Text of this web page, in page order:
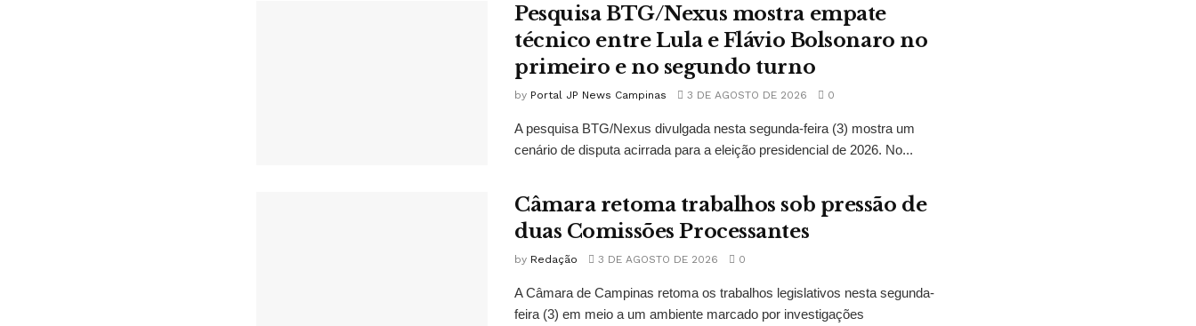
Pesquisa BTG/Nexus mostra empate
técnico entre Lula e Flávio Bolsonaro no
primeiro e no segundo turno
by Portal JP News Campinas 3 DE AGOSTO DE 2026 0
A pesquisa BTG/Nexus divulgada nesta segunda-feira (3) mostra um
cenário de disputa acirrada para a eleição presidencial de 2026. No...
Câmara retoma trabalhos sob pressão de
duas Comissões Processantes
by Redação 3 DE AGOSTO DE 2026 0
A Câmara de Campinas retoma os trabalhos legislativos nesta segunda-
feira (3) em meio a um ambiente marcado por investigações